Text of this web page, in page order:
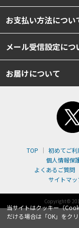
当サイトはクッキー（
だける場合は「OK」をク
お支払い方法につい
メール受信設定につ
お届けについて
TOP 初めてご
個人情報保
よくあるご質問
サイトマッ
Copyright©